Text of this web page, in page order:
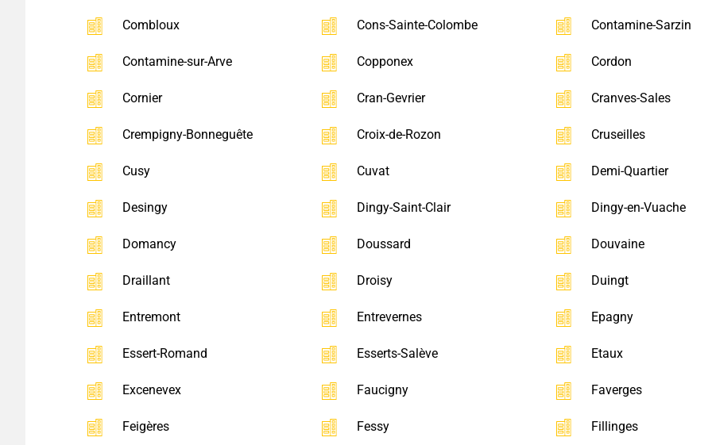
Combloux Cons-Sainte-Colombe Contamine-Sarzin
Contamine-sur-Arve Copponex Cordon
Cornier Cran-Gevrier Cranves-Sales
Crempigny-Bonneguête Croix-de-Rozon Cruseilles
Cusy Cuvat Demi-Quartier
Desingy Dingy-Saint-Clair Dingy-en-Vuache
Domancy Doussard Douvaine
Draillant Droisy Duingt
Entremont Entrevernes Epagny
Essert-Romand Esserts-Salève Etaux
Excenevex Faucigny Faverges
Feigères Fessy Fillinges